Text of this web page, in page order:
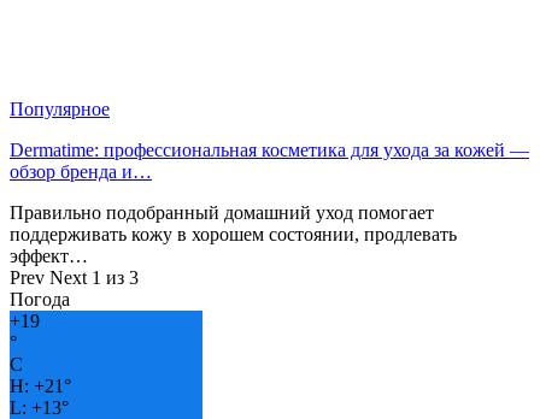
Популярное
Dermatime: профессиональная косметика для ухода за кожей —
обзор бренда и…
Правильно подобранный домашний уход помогает
поддерживать кожу в хорошем состоянии, продлевать
эффект…
Prev Next 1 из 3
Погода
+19
°
C
H: +21°
L: +13°